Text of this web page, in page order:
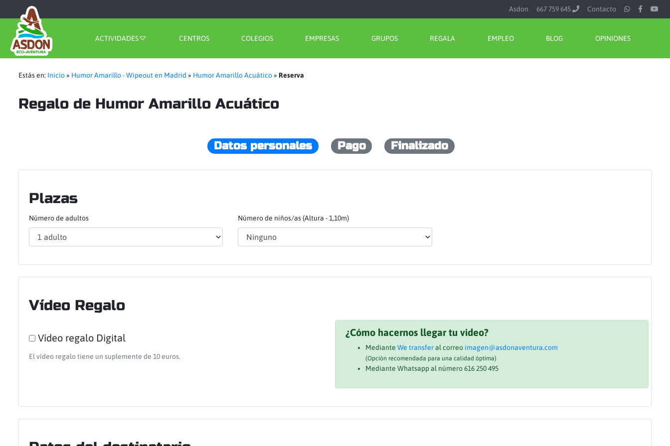
Asdon 667 759 645 Contacto
ACTIVIDADES CENTROS COLEGIOS EMPRESAS GRUPOS REGALA EMPLEO BLOG OPINIONES
Estás en: Inicio» Humor Amarillo - Wipeout en Madrid » Humor Amarillo Acuático» Reserva
Regalo de Humor Amarillo Acuático
Datos personales Pago Finalizado
Plazas
Número de adultos Número de niños/as (Altura - 1,10m)
Vídeo Regalo
Vídeo regalo Digital
El vídeo regalo tiene un suplemente de 10 euros.
¿Cómo hacernos llegar tu video?
Mediante We transferal correo imagen@asdonaventura.com
(Opción recomendada para una calidad óptima)
Mediante Whatsapp al número 616 250 495